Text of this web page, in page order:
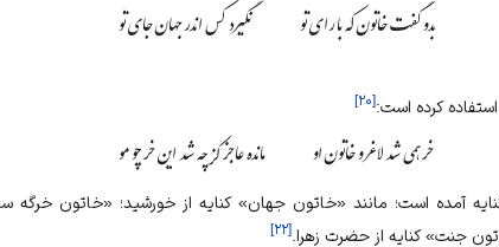
بدو گفت خاتون که با رای تو نگیرد کس اندر جهان جای تو
استفاده کرده است:[۲۰]
خر همی شد لاغر و خاتون او مانده عاجز کز چه شد این خر چو مو
آمده است؛ مانند «خاتون جهان» کنایه از خورشید؛ «خاتون خرگه
جنت» کنایه از حضرت زهرا.[۲۲]